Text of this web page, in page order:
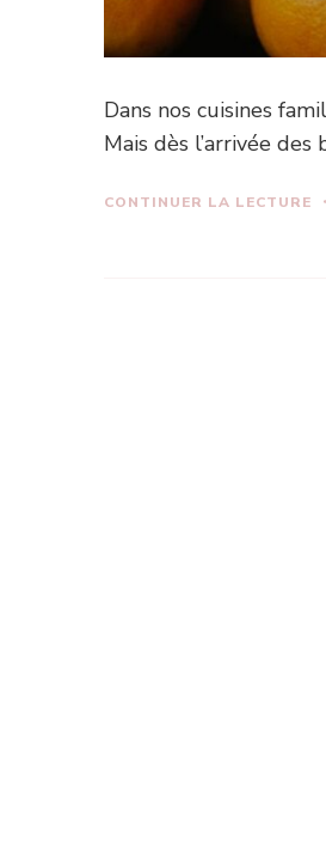
Dans nos cuisines
Mais dès l’arrivée
CONTINUER LA LECTURE